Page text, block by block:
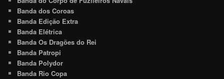
Banda dos Coroas
Banda Edição Extra
Banda Elétrica
Banda Os Dragões do Rei
Banda Patropi
Banda Polydor
Banda Rio Copa